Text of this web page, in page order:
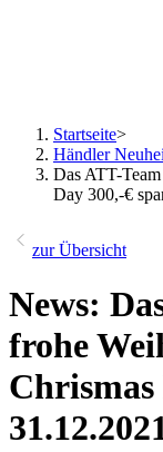
Startseite>
Händler
Das ATT-
Day 300,-€
zur Übersicht
News:
frohe
Chrismas